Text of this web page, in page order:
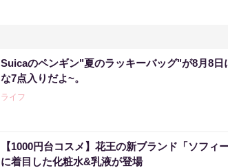
Suicaのペンギン"夏のラッキーバッグ"が8月8
な7点入りだよ~。
ライフ
【1000円台コスメ】花王の新ブランド「ソフィ
に着目した化粧水&乳液が登場